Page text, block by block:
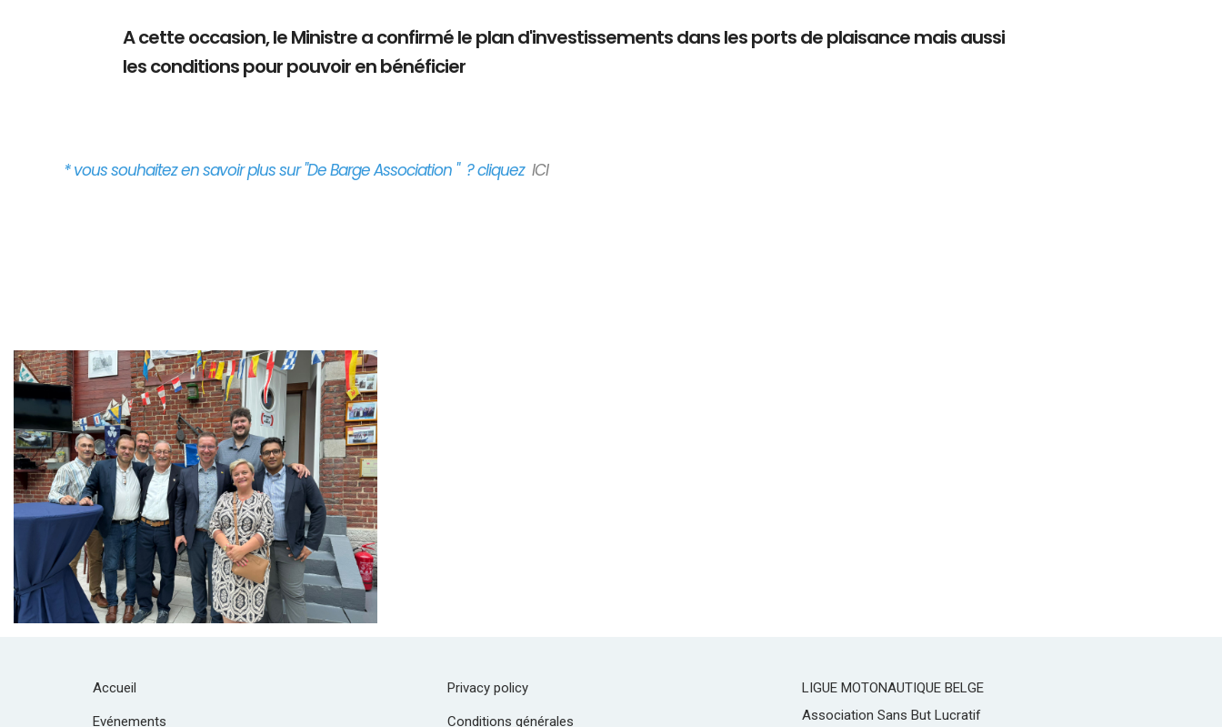
A cette occasion, le Ministre a confirmé le plan d'investissements dans les ports de plaisance mais aussi
les conditions pour pouvoir en bénéficier
* vous souhaitez en savoir plus sur "De Barge Association " ? cliquez ICI
Branding
ARMCHAIR
Accueil
Evénements
Privacy policy
Conditions générales
LIGUE MOTONAUTIQUE BELGE
Association Sans But Lucratif